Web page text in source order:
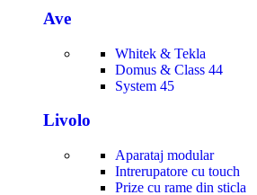
Ave
Whitek & Tekla
Domus & Class 44
System 45
Livolo
Aparataj modular
Intrerupatore cu touch
Prize cu rame din sticla